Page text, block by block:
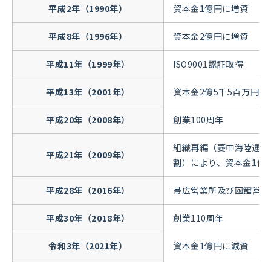
平成2年（1990年） 資本金1億円に増資
平成8年（1996年） 資本金2億円に増資
平成11年（1999年） ISO9001認証取得
平成13年（2001年） 資本金2億5千5百万円
平成20年（2008年） 創業100周年
平成21年（2009年）
組織再編（菱中海陸運
割）により、資本金1億
平成28年（2016年） 帯広営業所及び函館営
平成30年（2018年） 創業110周年
令和3年（2021年） 資本金1億円に減資